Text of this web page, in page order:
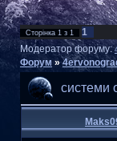
Сторінка 1 з 1
1
Модератор форуму:
Форум »
системи